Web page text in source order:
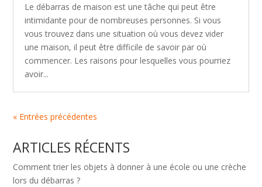
Le débarras de maison est une tâche qui peut être
intimidante pour de nombreuses personnes. Si vous
vous trouvez dans une situation où vous devez vider
une maison, il peut être difficile de savoir par où
commencer. Les raisons pour lesquelles vous pourriez
avoir...
« Entrées précédentes
ARTICLES RÉCENTS
Comment trier les objets à donner à une école ou une crèche
lors du débarras ?